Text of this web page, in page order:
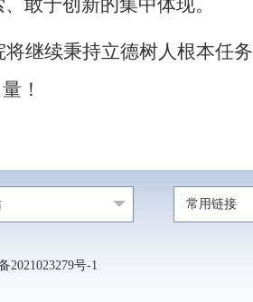
敢于创新的集中体现。
将继续秉持立德树人根本任
！
常用链接
2021023279号-1